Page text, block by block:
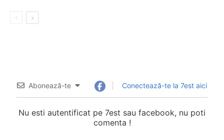
Abonează-te Conectează-te la 7est aici
Nu esti autentificat pe 7est sau facebook, nu poti
comenta !